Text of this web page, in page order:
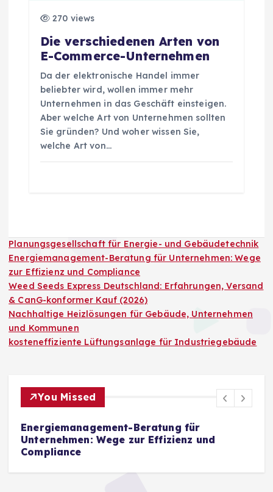
270 views
Die verschiedenen Arten von
E-Commerce-Unternehmen
Da der elektronische Handel immer
beliebter wird, wollen immer mehr
Unternehmen in das Geschäft einsteigen.
Aber welche Art von Unternehmen sollten
Sie gründen? Und woher wissen Sie,
welche Art von…
Planungsgesellschaft für Energie- und Gebäudetechnik
Energiemanagement-Beratung für Unternehmen: Wege
zur Effizienz und Compliance
Weed Seeds Express Deutschland: Erfahrungen, Versand
& CanG-konformer Kauf (2026)
Nachhaltige Heizlösungen für Gebäude, Unternehmen
und Kommunen
kosteneffiziente Lüftungsanlage für Industriegebäude
You Missed
Energiemanagement-Beratung für
Unternehmen: Wege zur Effizienz und
Compliance